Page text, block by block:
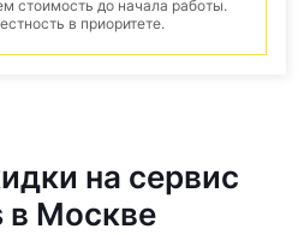
стоимость до начала работы.
в приоритете.
на сервис
в Москве